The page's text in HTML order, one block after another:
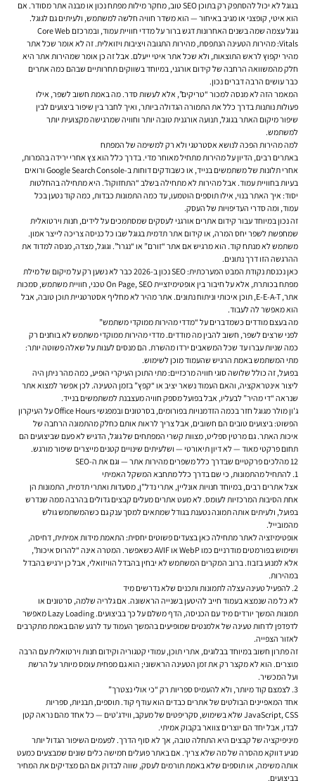
בגוגל לא יכול להסתפק רק בתוכן SEO טוב, מחקר מילות מפתח נכון או מבנה אתר מסודר. אם
הוא איטי, קופצני או מגיב באיחור — הוא משדר חוויה חלשה למשתמש, ולעיתים גם לגוגל.
גוגל עצמה שמה בשנים האחרונות דגש ברור על מדדי חוויית עמוד, ובמרכזם Core Web
Vitals: מהירות הטעינה הנתפסת, מהירות התגובה ויציבות ויזואלית. זה לא אומר שכל אתר
מהיר יקפוץ לראש התוצאות, ולא שכל אתר איטי ייעלם. אבל זה כן אומר שמהירות אתר היא
חלק מהמשוואה הרחבה של קידום אורגני, במיוחד בשווקים תחרותיים שבהם כמה אתרים
כבר עושים הרבה דברים נכון.
המאמר הזה לא מנסה למכור “טריקים”, אלא לעשות סדר. מה באמת חשוב לשפר, אילו
פעולות נותנות בדרך כלל את התמורה הגדולה ביותר, ואיך לחבר בין שיפור ביצועים לבין
שיפור מיקום האתר בגוגל, תנועה אורגנית טובה יותר וחוויה שמרגישה מקצועית יותר
למשתמש.
למה מהירות הפכה לנושא אסטרטגי ולא רק למשימה של המפתח
באתרים רבים, הדיון על מהירות מתחיל מאוחר מדי. בדרך כלל הוא צץ אחרי ירידה בהמרות,
אחרי תלונות של משתמשים בנייד, או כשבודקים דוחות ב-Google Search Console ורואים
בעיות בחוויית עמוד. אבל מהירות לא מתחילה בשלב “התחזוקה”. היא מתחילה בהחלטות
יסוד: איך האתר בנוי, אילו תוספים הוטמעו, עד כמה התמונות כבדות, כמה קוד נטען בכל
עמוד, ומה סדרי העדיפויות של העסק.
זה נכון במיוחד עבור קידום אתרים אורגני לעסקים שמסתמכים על לידים, חנות וירטואלית
שמחפשת לשפר יחס המרה, או קידום אתר תדמית בגוגל שבו כל כניסה צריכה לייצר אמון.
משתמש לא מנתח קוד. הוא מרגיש אם אתר “זורם” או “נגרר”. וגוגל, מצדה, מנסה למדוד את
ההרגשה הזו דרך נתונים.
כאן נכנסת נקודת המבט המערכתית: SEO נכון ב-2026 כבר לא נשען רק על מיקום של מילת
מפתח בכותרת, אלא על חיבור בין אופטימיזציית On Page, SEO טכני, חוויית משתמש, סמכות
אתר, E-E-A-T, תוכן איכותי וניתוח נתונים. אתר מהיר לא מחליף אסטרטגיית תוכן טובה, אבל
הוא מאפשר לה לעבוד.
מה בעצם מודדים כשמדברים על “מדדי מהירות ממוקדי משתמש”
לפני שרצים לשפר, חשוב להבין מה מודדים. מדדי מהירות ממוקדי משתמש לא בוחנים רק
כמה שניות עברו עד שכל המשאבים ירדו מהשרת. הם מנסים לענות על שאלה פשוטה יותר:
מתי המשתמש באמת הרגיש שהעמוד מוכן לשימוש.
בפועל, זה כולל שלושה סוגי חוויה מרכזיים: מתי התוכן העיקרי הופיע, כמה מהר ניתן היה
ליצור אינטראקציה, והאם העמוד נשאר יציב או “קפץ” בזמן הטעינה. לכן אפשר למצוא אתר
שנראה “די מהיר” לבעליו, אבל בפועל מספק חוויה מעצבנת למשתמשים בנייד.
ג'ון מולר מגוגל חזר בכמה הזדמנויות בפורומים, בסרטונים ובמפגשי Office Hours על העיקרון
הפשוט: ביצועים טובים הם חשובים, אבל צריך לראות אותם כחלק מהתמונה הרחבה של
איכות האתר. גם מרטין ספליט, מצוות קשרי המפתחים של גוגל, הדגיש לא פעם שביצועים הם
תחום פרקטי מאוד — לא דיון תיאורטי — ושלעיתים שינויים קטנים מייצרים שיפור מורגש.
12 מהלכים פרקטיים שבדרך כלל משפרים מהירות אתר — וגם את ה-SEO
1. להתחיל מהתמונות, כי שם בדרך כלל מתחבא המשקל האמיתי
אצל אתרים רבים, במיוחד חנויות אונליין, אתרי נדל"ן, מסעדות ואתרי תדמית, התמונות הן
אחת הסיבות המרכזיות לעומס. לא מעט אתרים מעלים קבצים גדולים בהרבה ממה שנדרש
בפועל, ולעיתים אותה תמונה נטענת בגודל שמתאים למסך ענק גם כשהמשתמש גולש
מהמובייל.
אופטימיזציה לאתר מתחילה כאן בצעדים פשוטים יחסית: התאמת מידות אמיתית, דחיסה,
ושימוש בפורמטים מודרניים כמו WebP או AVIF כשאפשר. המטרה אינה “להרוס איכות”,
אלא למנוע בזבוז. ברוב המקרים המשתמש לא יבחין בהבדל הוויזואלי, אבל כן ירגיש בהבדל
במהירות.
2. להפעיל טעינה עצלה לתמונות ותכנים שלא נדרשים מיד
לא כל מה שנמצא בעמוד חייב להיטען בשנייה הראשונה. אם גלריה שלמה, סרטונים או
תמונות המשך יורדים מיד עם הכניסה, הדף משלם על כך בביצועים. Lazy Loading מאפשר
לדפדפן לדחות טעינה של אלמנטים שמופיעים בהמשך העמוד עד לרגע שהם באמת מתקרבים
לאזור הצפייה.
זה פתרון חשוב במיוחד בבלוגים, אתרי תוכן, עמודי קטגוריה וקידום חנות וירטואלית עם הרבה
מוצרים. הוא לא מקצר רק את זמן הטעינה הראשוני; הוא גם מפחית עומס מיותר על הרשת
ועל המכשיר.
3. לצמצם קוד מיותר, ולא להעמיס ספריות רק “כי אולי נצטרך”
אחד המאפיינים הבולטים של אתרים כבדים הוא עודף קוד. תוספים, תבניות, ספריות
JavaScript, CSS שלא בשימוש, סקריפטים של מעקב, ווידג'טים — כל אחד מהם נראה קטן
לבדו, אבל יחד הם יוצרים צוואר בקבוק אמיתי.
מיניפיקציה של קבצים היא התחלה טובה, אך לא סוף הדרך. לפעמים השיפור הגדול יותר
מגיע דווקא מהסרה של מה שלא צריך. אם באתר פועלים חמישה כלים שונים שמבצעים כמעט
אותה משימה, או תוספים שלא באמת תורמים לעסק, שווה לבדוק אם הם מצדיקים את המחיר
בביצועים.